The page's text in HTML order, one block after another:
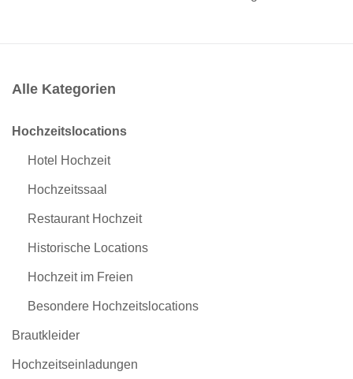
Alle Kategorien
Hochzeitslocations
Hotel Hochzeit
Hochzeitssaal
Restaurant Hochzeit
Historische Locations
Hochzeit im Freien
Besondere Hochzeitslocations
Brautkleider
Hochzeitseinladungen